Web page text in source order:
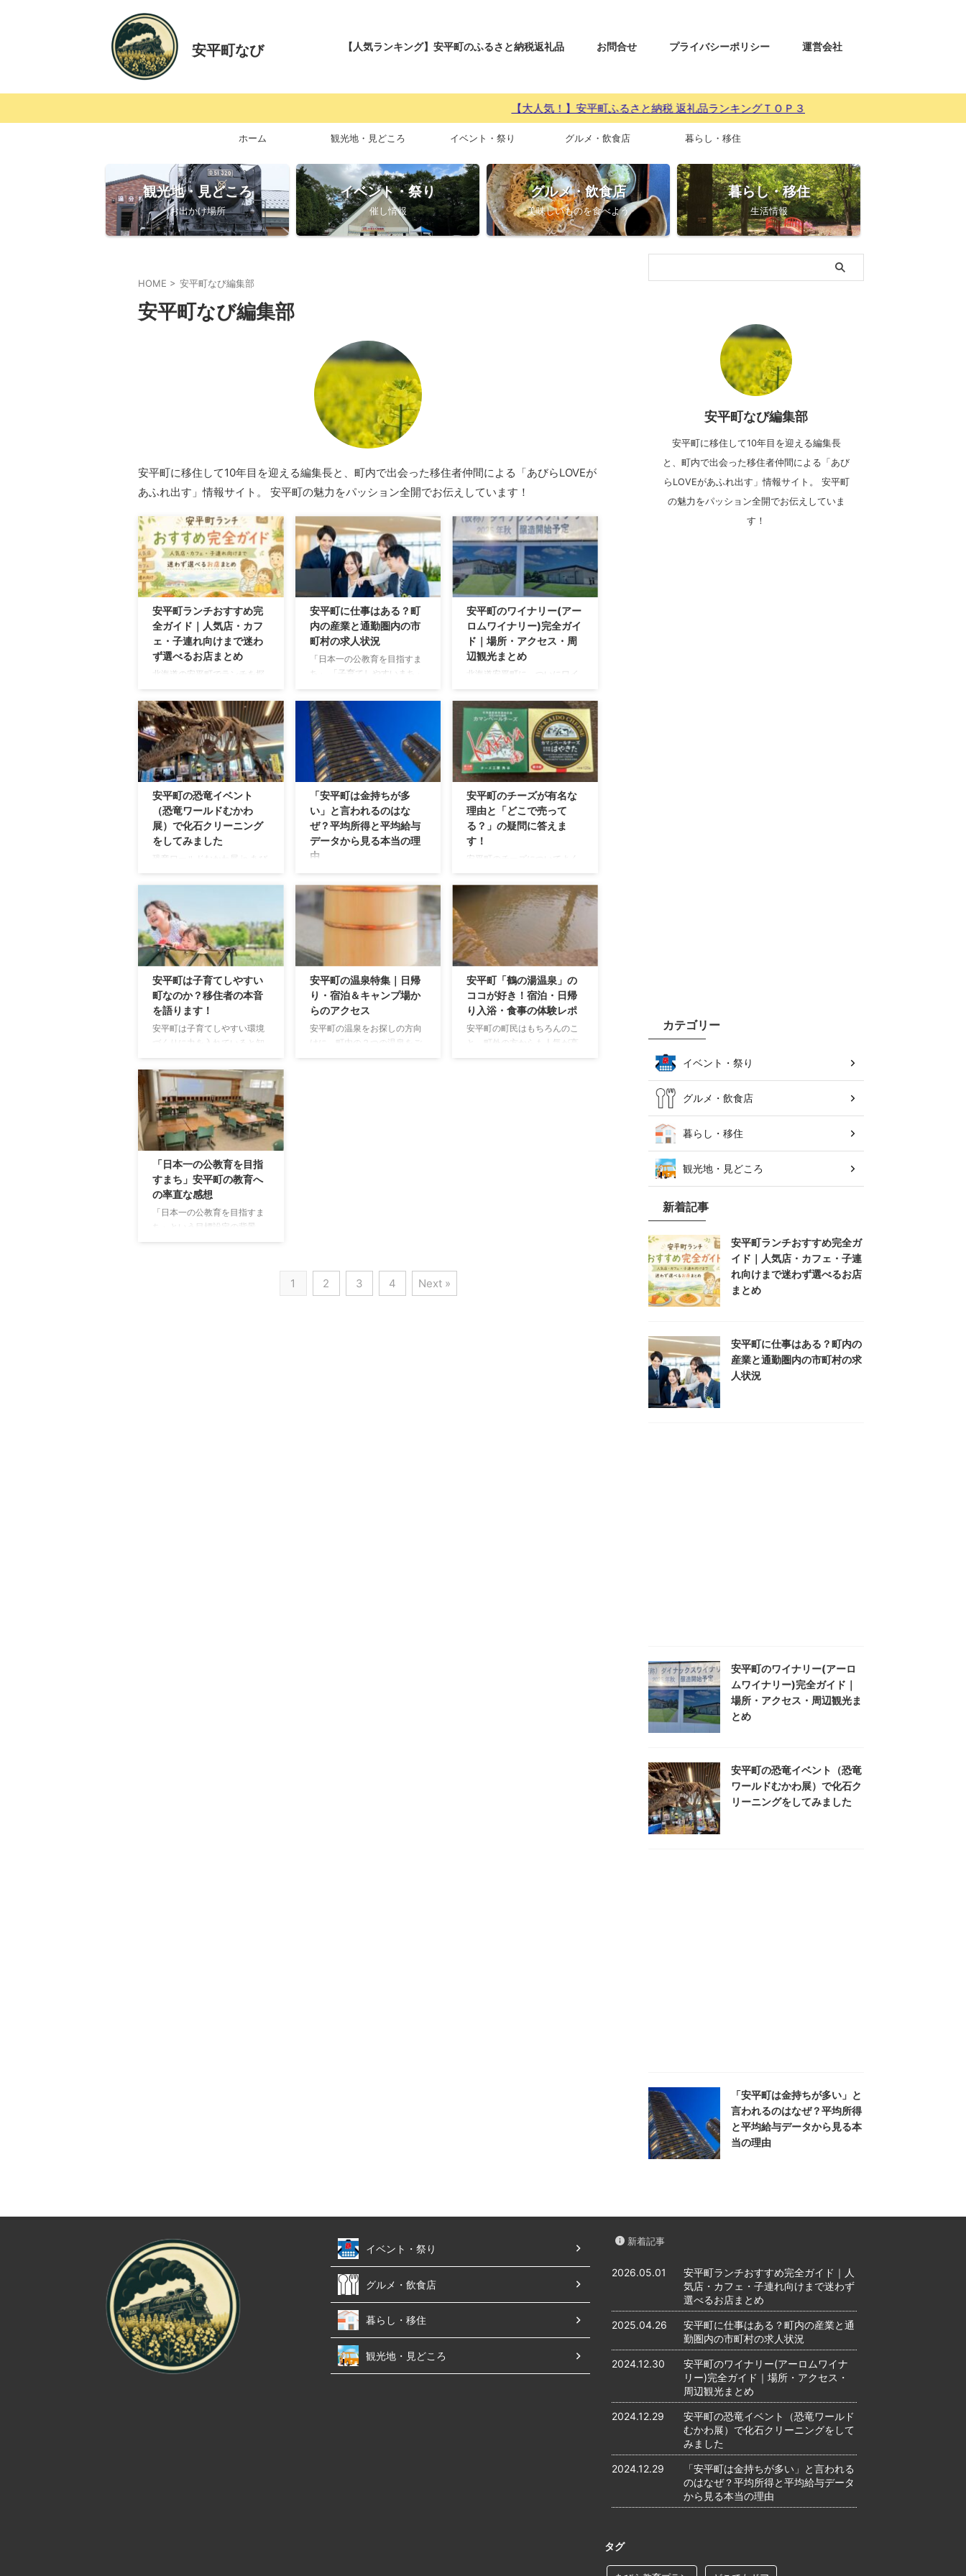
安平町なび 【人気ランキング】安平町のふるさと納税返礼品 お問合せ プライバシーポリシー 運営会社
【大人気！】安平町ふるさと納税 返礼品ランキングＴＯＰ３
ホーム 観光地・見どころ イベント・祭り グルメ・飲食店 暮らし・移住
観光地・見どころ
お出かけ場所
イベント・祭り
催し情報
グルメ・飲食店
美味しいものを食べよう
暮らし・移住
生活情報
HOME > 安平町なび編集部
安平町なび編集部
安平町に移住して10年目を迎える編集長と、町内で出会った移住者仲間による「あびらLOVEが
あふれ出す」情報サイト。 安平町の魅力をパッション全開でお伝えしています！
安平町ランチおすすめ完
全ガイド｜人気店・カフ
ェ・子連れ向けまで迷わ
ず選べるお店まとめ
北海道の安平町でランチを探
の？」 「子連れでも入りやす
い？」 「道の駅の近くで食べ
られる？」 と迷ってしまう方
も多いのではないでしょう
か。 安平町には、チーズ料
理、そば、スープカレー、つ
け麺、カフェランチなど、実
は魅力的なお店がそろってい
ます。 この記事では、安平町
でランチを楽しみたい方に向
けて、人気店・カフェ・子連
の記事でわかること 安平町で
ランチにおすすめのお店 チー
ズ・そば・スープカレー・つ
け ...
安平町に仕事はある？町
内の産業と通勤圏内の市
町村の求人状況
「日本一の公教育を目指すま
ち」 「子育てしやすいまち」
よって移住を検討する方が増
えていますが、住みたいと感
じても働き口が少ないのでは
と心配になる方はきっと多い
でしょう。 子育てするうえで
魅力的な環境が整っていたと
しても、仕事がないのであれ
ばなかなか現役世代としては
住む場所として考えにくいで
すからね。 この記事では、安
平町への移住を考えている方
向けに、町内や通勤圏内の市
いきます。 安平町の主な産業
安平町は、豊かな自然環境を
活かし多様な産業が発展して
安平町のワイナリー(アー
ロムワイナリー)完全ガイ
ド｜場所・アクセス・周
辺観光まとめ
北海道安平町に、ついにワイ
ーロムワイナリー（ALOM
WINERY）」は、道の駅「あ
びらD51ステーション」のす
ぐ隣に建てられた、新千歳空
港から約30分の注目スポット
です。 ハンガリー語で「夢」
を意味する名前を冠したこの
ワイナリーは、千歳市の自動
車部品メーカー・ダイナック
スが約7億円を投じて開発。
2021年から育ててきたブドウ
日についに販売開始されまし
た。 安平町ワイナリーの基本
情報 安平町ワイナリーの基本
情報は次のと ...
安平町の恐竜イベント
（恐竜ワールドむかわ
展）で化石クリーニング
をしてみました
恐竜ワールドむかわ展 in あび
骨格を見たあと、化石クリー
ニングをしてきました。 まる
で化石の発掘作業をしている
かのような体験に、娘も楽し
んでいた一部始終を簡単にご
紹介したいと思います。 恐竜
好きはもちろんのこと、これ
まであまり触れたことのない
方にも楽しめるイベントだと
思うので、気になる方はぜひ
安平町へ足を運んでいただけ
【恐竜ワールドむかわ展inあ
びら】 11/9(土)～翌年
1/13(月・祝) 期間中、むかわ
竜の骨格標本 ...
「安平町は金持ちが多
い」と言われるのはな
ぜ？平均所得と平均給与
データから見る本当の理
由
金持ちという複合語が出てき
て気になった方もいらっしゃ
るかもしれませんね。 私も気
になって検索したことがある
北海道でTOP３に入るほどの
高水準であることが、安平町
は金持ちが多いと言われる理
由だそうです。 この数値を見
ると、安平町には高収入の人
がたくさんいて、リッチな生
安平町のチーズが有名な
理由と「どこで売って
る？」の疑問に答えま
す！
安平町のチーズについてよく
チーズはなぜ有名なの？」
「どうして安平町には美味し
いチーズがこんなにある
の？」 といった疑問がありま
す。 ここでは、安平町のチー
ズが有名な理由と、美味しい
チーズを生産しているチーズ
工房についてご紹介したいと
思います！ 安平町のチーズが
有名な理由 安平町のチーズが
有名な理由は、高品質で味の
安平町は子育てしやすい
町なのか？移住者の本音
を語ります！
安平町は子育てしやすい環境
づくりに力を入れていると知
ろが子育てしやすいの？」と
聞かれる機会があります。 そ
うした会話の中で町外の状況
を聞くと、 「安平町での子育
ては恵まれてるな～」 と感じ
ることが多々あって、この環
境は当たり前ではないのだと
改めて感じさせられます。 安
平町はこれから多くの移住者
がやってくる状況にあると思
いますが、子育て世代の移住
安平町の温泉特集｜日帰
り・宿泊＆キャンプ場か
らのアクセス
安平町の温泉をお探しの方向
けに、町内の２つの温泉をご
泉 鶴の湯温泉は、源泉かけ流
し天然温泉で、内湯と露天風
安平町「鶴の湯温泉」の
ココが好き！宿泊・日帰
り入浴・食事の体験レポ
安平町の町民はもちろんのこ
と、町外の方からも人気が高
「日本一の公教育を目指
すまち」安平町の教育へ
の率直な感想
「日本一の公教育を目指すま
ち」という目標設定の背景
1 2 3 4 Next »
安平町なび編集部
安平町に移住して10年目を迎える編集長
と、町内で出会った移住者仲間による「あび
らLOVEがあふれ出す」情報サイト。 安平町
の魅力をパッション全開でお伝えしていま
す！
カテゴリー
イベント・祭り
グルメ・飲食店
暮らし・移住
観光地・見どころ
新着記事
安平町ランチおすすめ完全ガ
イド｜人気店・カフェ・子連
れ向けまで迷わず選べるお店
まとめ
安平町に仕事はある？町内の
産業と通勤圏内の市町村の求
人状況
安平町のワイナリー(アーロ
ムワイナリー)完全ガイド｜
場所・アクセス・周辺観光ま
とめ
安平町の恐竜イベント（恐竜
ワールドむかわ展）で化石ク
リーニングをしてみました
「安平町は金持ちが多い」と
言われるのはなぜ？平均所得
と平均給与データから見る本
当の理由
イベント・祭り
グルメ・飲食店
暮らし・移住
観光地・見どころ
新着記事
2026.05.01
安平町ランチおすすめ完全ガイド｜人
気店・カフェ・子連れ向けまで迷わず
選べるお店まとめ
2025.04.26
安平町に仕事はある？町内の産業と通
勤圏内の市町村の求人状況
2024.12.30
安平町のワイナリー(アーロムワイナ
リー)完全ガイド｜場所・アクセス・
周辺観光まとめ
2024.12.29
安平町の恐竜イベント（恐竜ワールド
むかわ展）で化石クリーニングをして
みました
2024.12.29
「安平町は金持ちが多い」と言われる
のはなぜ？平均所得と平均給与データ
から見る本当の理由
タグ